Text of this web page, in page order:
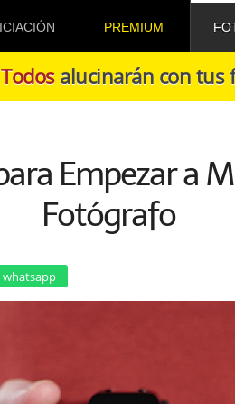
PREMIUM
Todosalucinarán con tus
Empezar a
Fotógrafo
whatsapp